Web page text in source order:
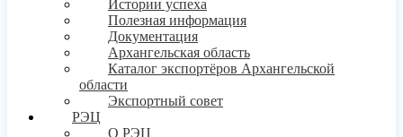
Истории успеха
Полезная информация
Документация
Архангельская область
Каталог экспортёров Архангельской
области
Экспортный совет
РЭЦ
О РЭЦ